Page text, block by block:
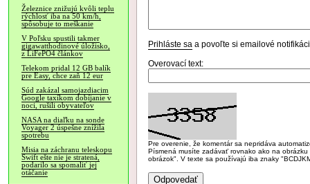
Železnice znižujú kvôli teplu
rýchlosť iba na 50 km/h,
spôsobuje to meškanie
V Poľsku spustili takmer
gigawatthodinové úložisko,
z LiFePO4 článkov
Telekom pridal 12 GB balík
pre Easy, chce zaň 12 eur
Súd zakázal samojazdiacim
Google taxíkom dobíjanie v
noci, rušili obyvateľov
NASA na diaľku na sonde
Voyager 2 úspešne znížila
spotrebu
Misia na záchranu teleskopu
Swift ešte nie je stratená,
podarilo sa spomaliť jej
otáčanie
Prihláste sa a povoľte si emailové
Overovací text:
Pre overenie, že komentár sa nepridáva
Písmená musíte zadávať rovnako ako na
obrázok". V texte sa používajú iba znaky